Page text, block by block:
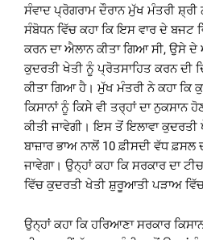
ਸੰਵਾਦ ਪ੍ਰੋਗਰਾਮ ਦੌਰਾਨ ਮੁੱਖ ਮੰਤਰੀ
ਸੰਬੋਧਨ ਵਿੱਚ ਕਹਾ ਕਿ ਇਸ ਵਾਰ ਦੇ ਬਜਟ
ਕਰਨ ਦਾ ਐਲਾਨ ਕੀਤਾ ਗਿਆ ਸੀ, ਉਸੇ
ਕੁਦਰਤੀ ਖੇਤੀ ਨੂੰ ਪ੍ਰੋਤਸਾਹਿਤ ਕਰਨ
ਕੀਤਾ ਗਿਆ ਹੈ। ਮੁੱਖ ਮੰਤਰੀ ਨੇ ਕਹਾ ਕਿ
ਕਿਸਾਨਾਂ ਨੂੰ ਕਿਸੇ ਵੀ ਤਰ੍ਹਾਂ ਦਾ ਨੁਕਸਾਨ
ਕੀਤੀ ਜਾਵੇਗੀ। ਇਸ ਤੋਂ ਇਲਾਵਾ ਕੁਦਰਤੀ
ਬਾਜ਼ਾਰ ਭਾਅ ਨਾਲੋਂ 10 ਫ਼ੀਸਦੀ ਵੱਧ ਫ਼ਸਲ
ਜਾਵੇਗਾ। ਉਨ੍ਹਾਂ ਕਹਾ ਕਿ ਸਰਕਾਰ ਦਾ
ਵਿੱਚ ਕੁਦਰਤੀ ਖੇਤੀ ਸ਼ੁਰੂਆਤੀ ਪੜਾਅ
ਉਨ੍ਹਾਂ ਕਹਾ ਕਿ ਹਰਿਆਣਾ ਸਰਕਾਰ